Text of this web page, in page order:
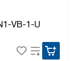
VB-1-U